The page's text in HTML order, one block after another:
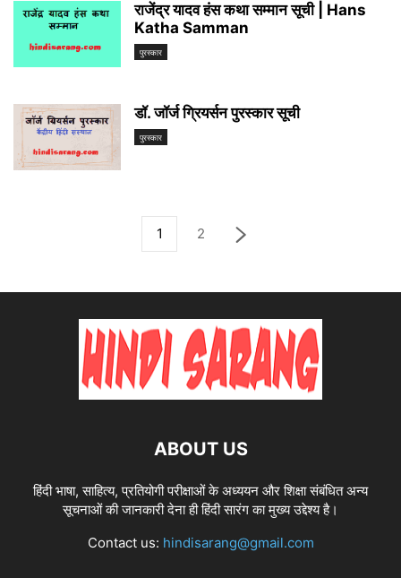
राजेंद्र यादव हंस कथा सम्मान सूची | Hans
Katha Samman
पुरस्कार
डॉ. जॉर्ज ग्रियर्सन पुरस्कार सूची
पुरस्कार
1 2
ABOUT US
हिंदी भाषा, साहित्य, प्रतियोगी परीक्षाओं के अध्ययन और शिक्षा संबंधित अन्य
सूचनाओं की जानकारी देना ही हिंदी सारंग का मुख्य उद्देश्य है।
Contact us: hindisarang@gmail.com